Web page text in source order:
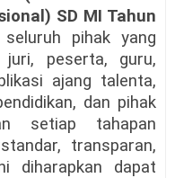
SD MI Tahun
pihak yang
peserta, guru,
ajang talenta,
dan pihak
setiap tahapan
transparan,
diharapkan dapat